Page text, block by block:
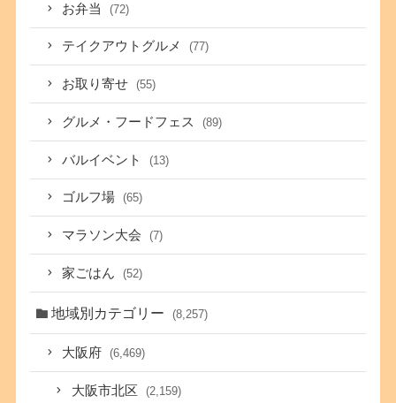
お弁当 (72)
テイクアウトグルメ (77)
お取り寄せ (55)
グルメ・フードフェス (89)
バルイベント (13)
ゴルフ場 (65)
マラソン大会 (7)
家ごはん (52)
地域別カテゴリー (8,257)
大阪府 (6,469)
大阪市北区 (2,159)